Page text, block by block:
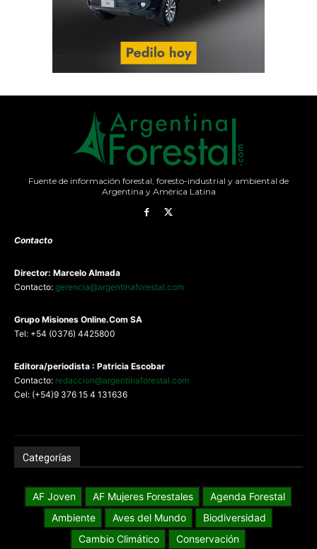
Fuente de información forestal, foresto-industrial y ambiental de
Argentina y América Latina
Contacto
Director: Marcelo Almada
Contacto: gerencia@argentinaforestal.com
Grupo Misiones Online.Com SA
Tel: +54 (0376) 4425800
Editora/periodista : Patricia Escobar
Contacto: redaccion@argentinaforestal.com
Cel: (+54)9 376 15 4 131636
Categorías
AF Joven AF Mujeres Forestales
Agenda Forestal
Ambiente
Aves del Mundo
Biodiversidad
Cambio Climático
Conservación